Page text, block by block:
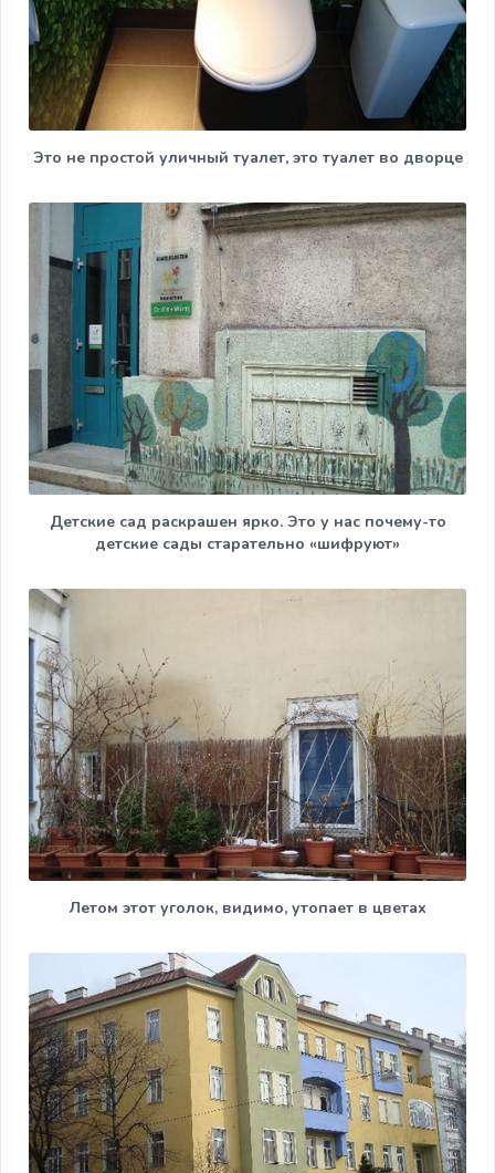
Это не простой уличный туалет, это туалет во дворце
Детские сад раскрашен ярко. Это у нас почему-то
детские сады старательно «шифруют»
Летом этот уголок, видимо, утопает в цветах